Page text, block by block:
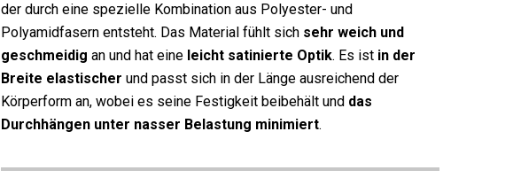
der durch eine spezielle Kombination aus Polyester- und
Polyamidfasern entsteht. Das Material fühlt sich sehr weich und
geschmeidig an und hat eine leicht satinierte Optik. Es ist in der
Breite elastischer und passt sich in der Länge ausreichend der
Körperform an, wobei es seine Festigkeit beibehält und das
Durchhängen unter nasser Belastung minimiert.